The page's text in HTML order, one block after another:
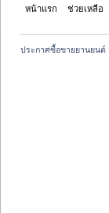
หน้าแรก ช่วยเหลือ
ประกาศซื้อขายยานยน